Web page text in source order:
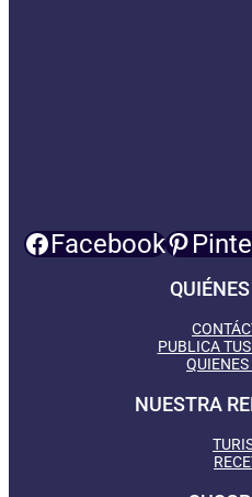
Facebook
PUBLICA
NUESTRA